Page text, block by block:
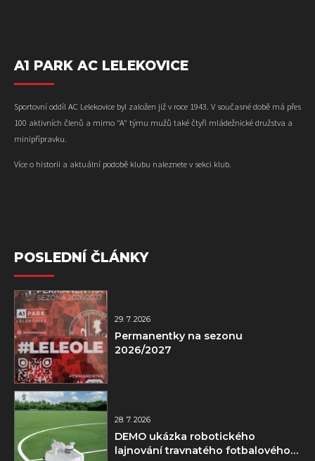
A1 PARK AC LELEKOVICE
Sportovní oddíl AC Lelekovice byl založen již v roce 1943. V současné době má přes
100 aktivních členů a mimo "A" týmu mužů také čtyři mládežnické družstva a
minipřípravku.
Více o historii a aktuální podobě klubu naleznete v sekci klub.
POSLEDNÍ ČLÁNKY
29. 7. 2026
Permanentky na sezonu
2026/2027
28. 7. 2026
DEMO ukázka robotického
lajnování travnatého fotbalového